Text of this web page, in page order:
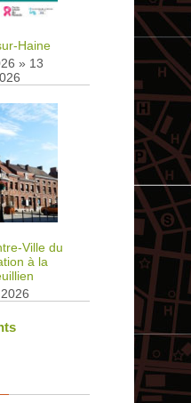
Haine
» 13
Ville du
à la